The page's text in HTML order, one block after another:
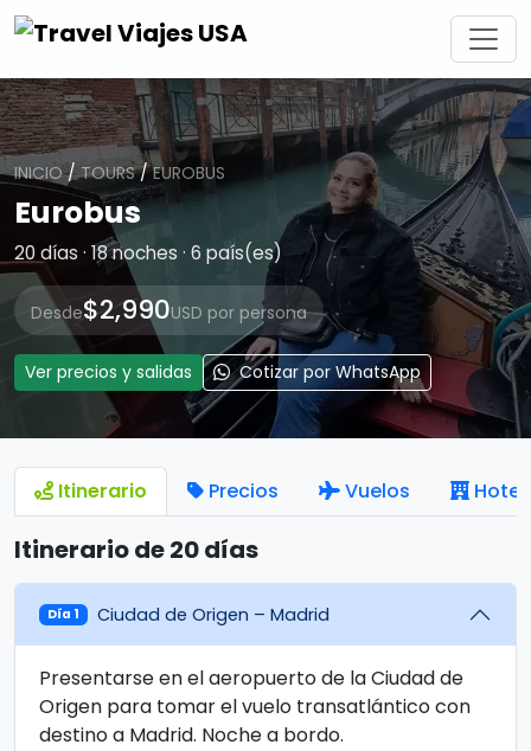
INICIO/TOURS/EUROBUS
Eurobus
20 días · 18 noches · 6 país(es)
Desde$2,990USD por persona
Ver precios y salidas Cotizar por WhatsApp
Itinerario Precios Vuelos
Itinerario de 20 días
Día 1 Ciudad de Origen – Madrid
Presentarse en el aeropuerto de la Ciudad de
Origen para tomar el vuelo transatlántico con
destino a Madrid. Noche a bordo.